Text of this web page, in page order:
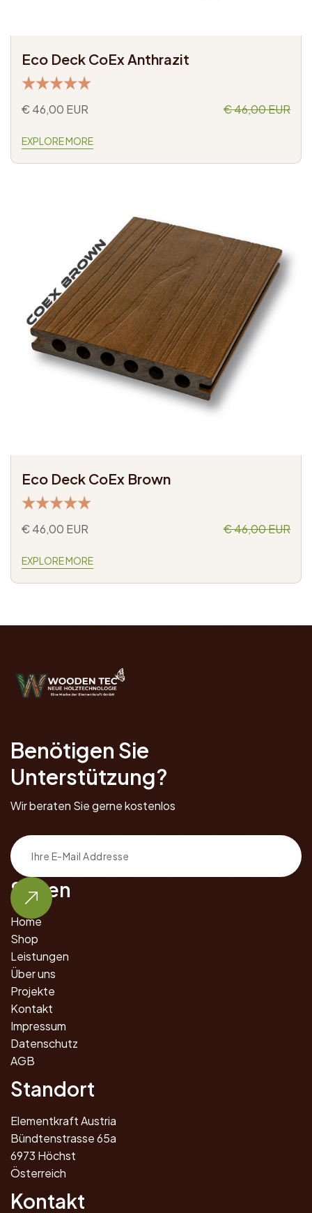
Eco Deck CoEx Anthrazit
€ 46,00 EUR € 46,00 EUR
EXPLORE MORE
Eco Deck CoEx Brown
€ 46,00 EUR € 46,00 EUR
EXPLORE MORE
Benötigen Sie
Unterstützung?
Wir beraten Sie gerne kostenlos
Seiten
Home
Shop
Leistungen
Über uns
Projekte
Kontakt
Impressum
Datenschutz
AGB
Standort
Elementkraft Austria
Bündtenstrasse 65a
6973 Höchst
Österreich
Kontakt